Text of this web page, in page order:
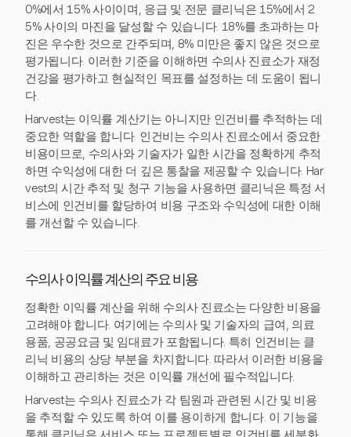
0%에서 15% 사이이며, 응급 및 전문 클리닉은 15%에서 2
5% 사이의 마진을 달성할 수 있습니다. 18%를 초과하는 마
진은 우수한 것으로 간주되며, 8% 미만은 좋지 않은 것으로
평가됩니다. 이러한 기준을 이해하면 수의사 진료소가 재정
건강을 평가하고 현실적인 목표를 설정하는 데 도움이 됩니
다.
Harvest는 이익률 계산기는 아니지만 인건비를 추적하는 데
중요한 역할을 합니다. 인건비는 수의사 진료소에서 중요한
비용이므로, 수의사와 기술자가 일한 시간을 정확하게 추적
하면 수익성에 대한 더 깊은 통찰을 제공할 수 있습니다. Har
vest의 시간 추적 및 청구 기능을 사용하면 클리닉은 특정 서
비스에 인건비를 할당하여 비용 구조와 수익성에 대한 이해
를 개선할 수 있습니다.
수의사 이익률 계산의 주요 비용
정확한 이익률 계산을 위해 수의사 진료소는 다양한 비용을
고려해야 합니다. 여기에는 수의사 및 기술자의 급여, 의료
용품, 공공요금 및 임대료가 포함됩니다. 특히 인건비는 클
리닉 비용의 상당 부분을 차지합니다. 따라서 이러한 비용을
이해하고 관리하는 것은 이익률 개선에 필수적입니다.
Harvest는 수의사 진료소가 각 팀원과 관련된 시간 및 비용
을 추적할 수 있도록 하여 이를 용이하게 합니다. 이 기능을